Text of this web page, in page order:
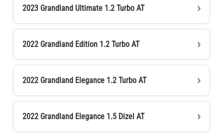
2023 Grandland Ultimate 1.2 Turbo AT
2022 Grandland Edition 1.2 Turbo AT
2022 Grandland Elegance 1.2 Turbo AT
2022 Grandland Elegance 1.5 Dizel AT